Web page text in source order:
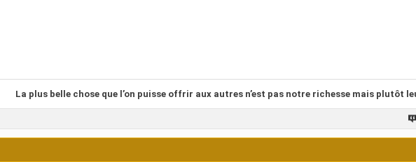
La plus belle chose que l’on puisse offrir aux autres n’est pas notre richesse mais plutôt